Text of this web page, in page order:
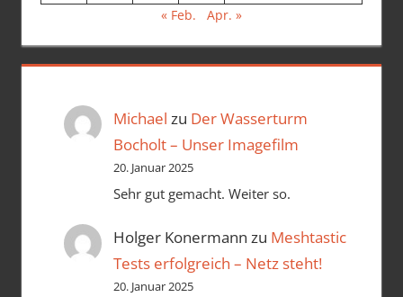
« Feb.
Apr. »
Michael zu Der Wasserturm
Bocholt – Unser Imagefilm
20. Januar 2025
Sehr gut gemacht. Weiter so.
Holger Konermann zu Meshtastic
Tests erfolgreich – Netz steht!
20. Januar 2025